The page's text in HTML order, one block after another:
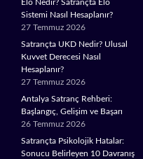
Elo Nedir? Satrançta Elo
Sistemi Nasıl Hesaplanır?
27 Temmuz 2026
Satrançta UKD Nedir? Ulusal
Kuvvet Derecesi Nasıl
Hesaplanır?
27 Temmuz 2026
Antalya Satranç Rehberi:
Başlangıç, Gelişim ve Başarı
26 Temmuz 2026
Satrançta Psikolojik Hatalar:
Sonucu Belirleyen 10 Davranış